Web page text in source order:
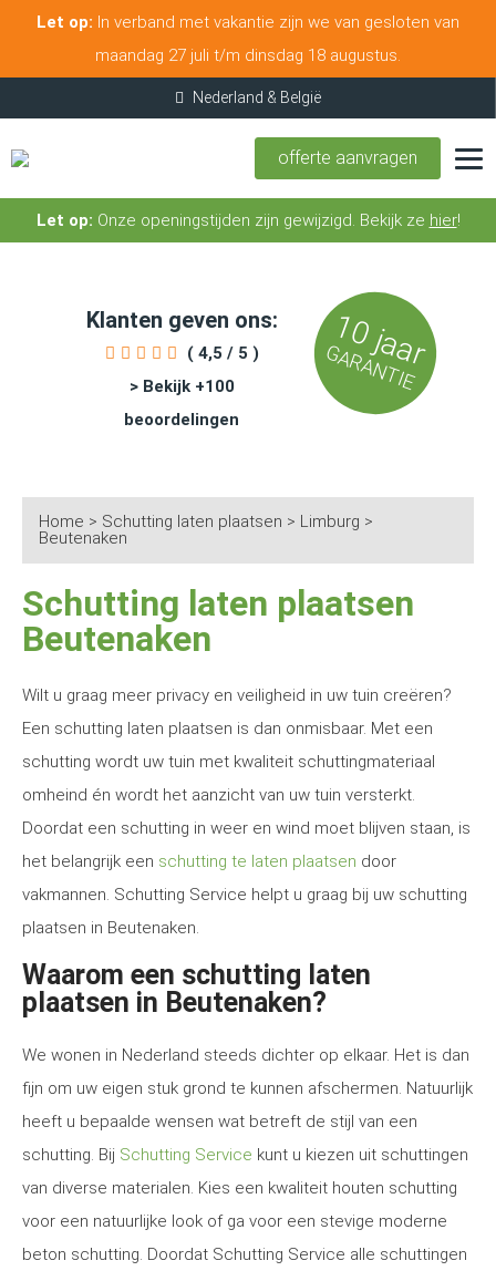
Let op: In verband met vakantie zijn we van gesloten van
maandag 27 juli t/m dinsdag 18 augustus.
offerte aanvragen
Let op: Onze openingstijden zijn gewijzigd. Bekijk ze hier!
Klanten geven ons:
( 4,5 / 5 )
> Bekijk +100
beoordelingen
10 jaar
GARANTIE
Home > Schutting laten plaatsen > Limburg >
Beutenaken
Schutting laten plaatsen
Beutenaken
Wilt u graag meer privacy en veiligheid in uw tuin creëren?
Een schutting laten plaatsen is dan onmisbaar. Met een
schutting wordt uw tuin met kwaliteit schuttingmateriaal
omheind én wordt het aanzicht van uw tuin versterkt.
Doordat een schutting in weer en wind moet blijven staan, is
het belangrijk een schutting te laten plaatsen door
vakmannen. Schutting Service helpt u graag bij uw schutting
plaatsen in Beutenaken.
Waarom een schutting laten
plaatsen in Beutenaken?
We wonen in Nederland steeds dichter op elkaar. Het is dan
fijn om uw eigen stuk grond te kunnen afschermen. Natuurlijk
heeft u bepaalde wensen wat betreft de stijl van een
schutting. Bij Schutting Service kunt u kiezen uit schuttingen
van diverse materialen. Kies een kwaliteit houten schutting
voor een natuurlijke look of ga voor een stevige moderne
beton schutting. Doordat Schutting Service alle schuttingen